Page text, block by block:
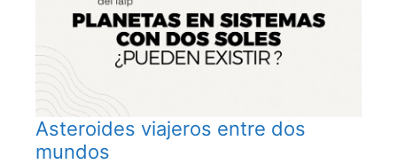
Asteroides viajeros entre dos
mundos